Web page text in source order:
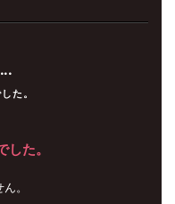
た。
した。
。